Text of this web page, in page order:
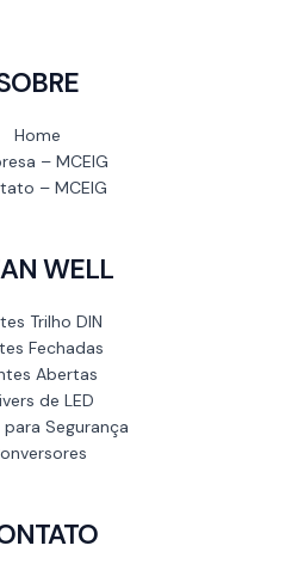
Home
– MCEIG
– MCEIG
WELL
Trilho DIN
Fechadas
Abertas
de LED
Segurança